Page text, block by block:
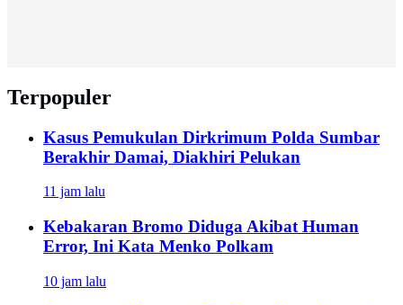
Terpopuler
Kasus Pemukulan Dirkrimum Polda Sumbar
Berakhir Damai, Diakhiri Pelukan
11 jam lalu
Kebakaran Bromo Diduga Akibat Human
Error, Ini Kata Menko Polkam
10 jam lalu